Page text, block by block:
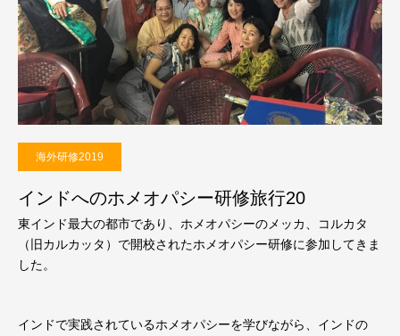
海外研修2019
インドへのホメオパシー研修旅行20
東インド最大の都市であり、ホメオパシーのメッカ、コルカタ
（旧カルカッタ）で開校されたホメオパシー研修に参加してきま
した。
インドで実践されているホメオパシーを学びながら、インドの